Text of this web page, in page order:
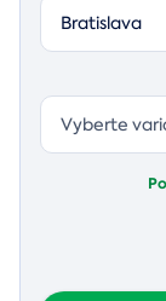
Bratislava
Vyberte